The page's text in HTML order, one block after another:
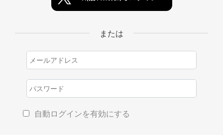
または
自動ログインを有効にする